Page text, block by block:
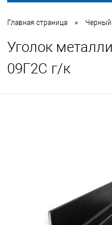
Главная страница • Черный
Уголок
09Г2С г/к